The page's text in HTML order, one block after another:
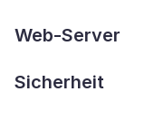
Web-Server
Sicherheit